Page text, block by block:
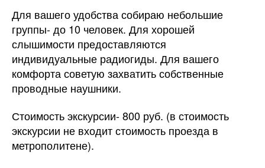
Для вашего удобства собираю небольшие
группы- до 10 человек. Для хорошей
слышимости предоставляются
индивидуальные радиогиды. Для вашего
комфорта советую захватить собственные
проводные наушники.
Стоимость экскурсии- 800 руб. (в стоимость
экскурсии не входит стоимость проезда в
метрополитене).